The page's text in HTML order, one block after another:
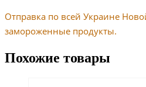
Отправка по всей Украине
замороженные продукты.
Похожие товары